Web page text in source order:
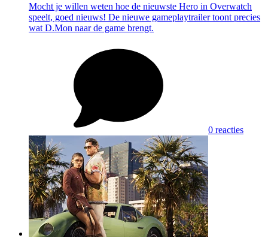
Mocht je willen weten hoe de nieuwste Hero in Overwatch
speelt, goed nieuws! De nieuwe gameplaytrailer toont precies
wat D.Mon naar de game brengt.
0 reacties